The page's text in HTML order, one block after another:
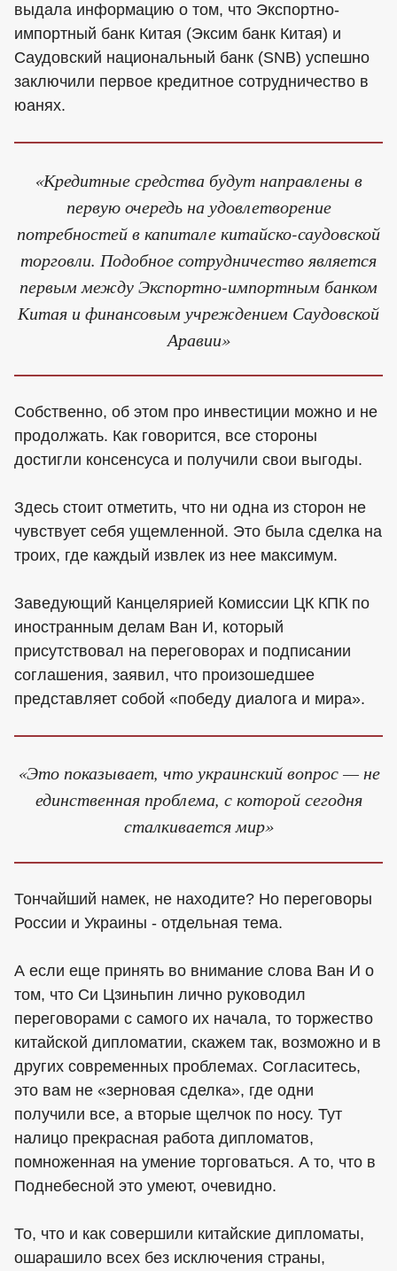
выдала информацию о том, что Экспортно-
импортный банк Китая (Эксим банк Китая) и
Саудовский национальный банк (SNB) успешно
заключили первое кредитное сотрудничество в
юанях.
«Кредитные средства будут направлены в
первую очередь на удовлетворение
потребностей в капитале китайско-саудовской
торговли. Подобное сотрудничество является
первым между Экспортно-импортным банком
Китая и финансовым учреждением Саудовской
Аравии»
Собственно, об этом про инвестиции можно и не
продолжать. Как говорится, все стороны
достигли консенсуса и получили свои выгоды.
Здесь стоит отметить, что ни одна из сторон не
чувствует себя ущемленной. Это была сделка на
троих, где каждый извлек из нее максимум.
Заведующий Канцелярией Комиссии ЦК КПК по
иностранным делам Ван И, который
присутствовал на переговорах и подписании
соглашения, заявил, что произошедшее
представляет собой «победу диалога и мира».
«Это показывает, что украинский вопрос — не
единственная проблема, с которой сегодня
сталкивается мир»
Тончайший намек, не находите? Но переговоры
России и Украины - отдельная тема.
А если еще принять во внимание слова Ван И о
том, что Си Цзиньпин лично руководил
переговорами с самого их начала, то торжество
китайской дипломатии, скажем так, возможно и в
других современных проблемах. Согласитесь,
это вам не «зерновая сделка», где одни
получили все, а вторые щелчок по носу. Тут
налицо прекрасная работа дипломатов,
помноженная на умение торговаться. А то, что в
Поднебесной это умеют, очевидно.
То, что и как совершили китайские дипломаты,
ошарашило всех без исключения страны,